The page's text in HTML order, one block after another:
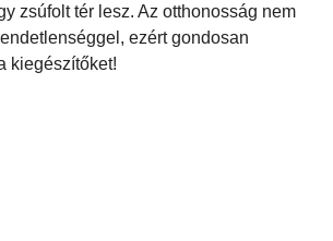
zsúfolt tér lesz. Az otthonosság nem
ezért gondosan
kiegészítőket!